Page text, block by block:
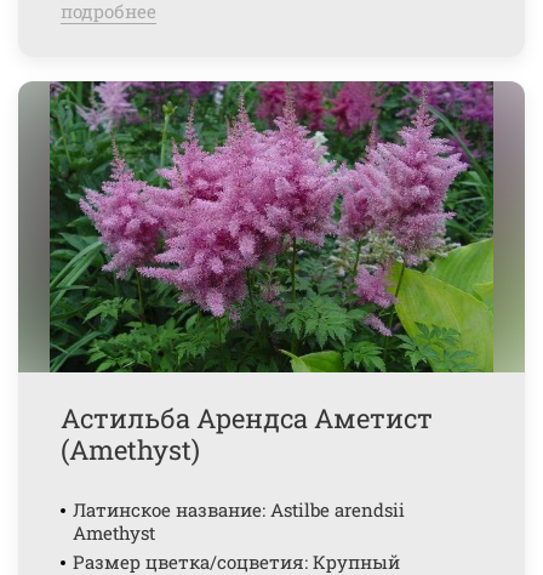
подробнее
Астильба Арендса Аметист
(Amethyst)
Латинское название: Astilbe arendsii
Amethyst
Размер цветка/соцветия: Крупный